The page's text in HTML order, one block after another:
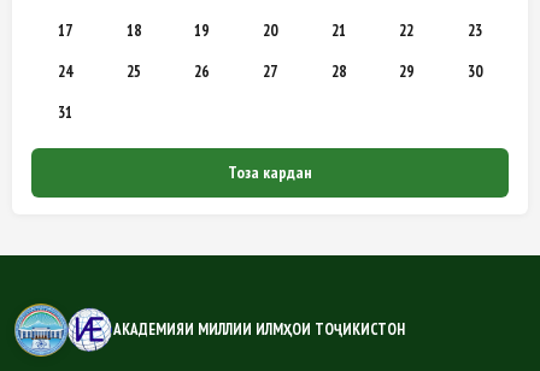
17
18 19 20 21 22
23
24
25 26 27 28 29
30
31
Тоза кардан
АКАДЕМИЯИ МИЛЛИИ ИЛМҲОИ ТОҶИКИСТОН